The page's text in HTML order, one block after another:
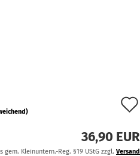
36,90 EUR
gem. Kleinuntern.-Reg. §19 UStG zzgl. Versand